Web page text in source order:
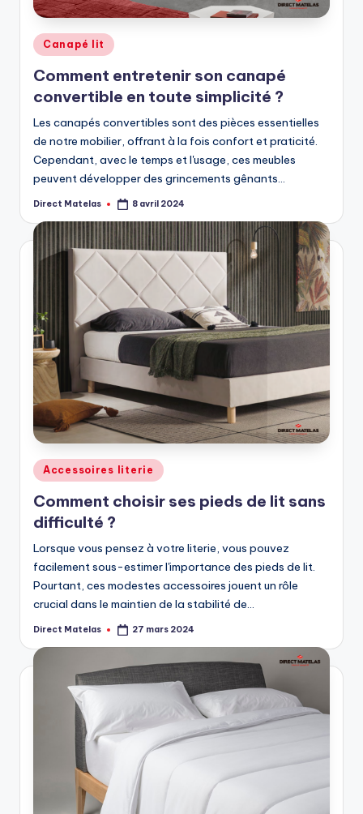
Canapé lit
Comment entretenir son canapé
convertible en toute simplicité ?
Les canapés convertibles sont des pièces essentielles
de notre mobilier, offrant à la fois confort et praticité.
Cependant, avec le temps et l'usage, ces meubles
peuvent développer des grincements gênants…
Direct Matelas 8 avril 2024
Accessoires literie
Comment choisir ses pieds de lit sans
difficulté ?
Lorsque vous pensez à votre literie, vous pouvez
facilement sous-estimer l'importance des pieds de lit.
Pourtant, ces modestes accessoires jouent un rôle
crucial dans le maintien de la stabilité de…
Direct Matelas 27 mars 2024